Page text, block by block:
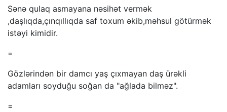
Sənə qulaq asmayana nəsihət vermək
,daşlıqda,çınqıllıqda saf toxum əkib,məhsul götürmək
istəyi kimidir.
=
Gözlərindən bir damcı yaş çıxmayan daş ürəkli
adamları soyduğu soğan da "ağlada bilməz".
=